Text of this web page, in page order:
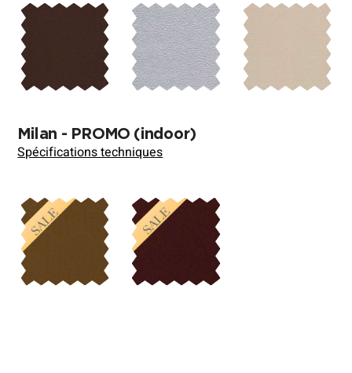
Milan - PROMO (indoor)
Spécifications techniques